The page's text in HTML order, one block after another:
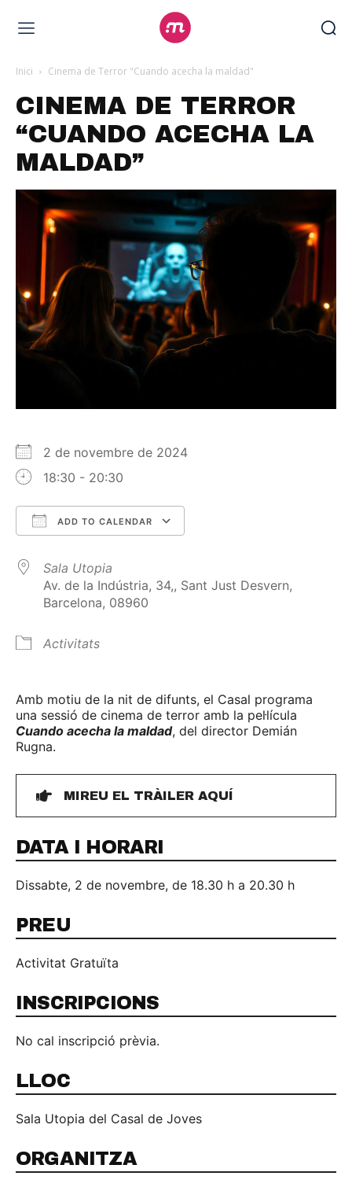
Inici Cinema de Terror "Cuando acecha la maldad"
CINEMA DE TERROR
“CUANDO ACECHA LA
MALDAD”
2 de novembre de 2024
18:30 - 20:30
ADD TO CALENDAR
Sala Utopia
Av. de la Indústria, 34,, Sant Just Desvern,
Barcelona, 08960
Activitats
Amb motiu de la nit de difunts, el Casal programa
una sessió de cinema de terror amb la pel·lícula
Cuando acecha la maldad, del director Demián
Rugna.
MIREU EL TRÀILER AQUÍ
DATA I HORARI
Dissabte, 2 de novembre, de 18.30 h a 20.30 h
PREU
Activitat Gratuïta
INSCRIPCIONS
No cal inscripció prèvia.
LLOC
Sala Utopia del Casal de Joves
ORGANITZA